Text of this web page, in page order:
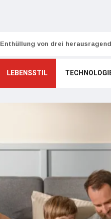
Enthüllung von drei
LEBENSSTIL